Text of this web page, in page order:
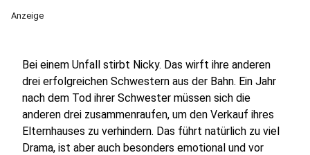
Anzeige
Bei einem Unfall stirbt Nicky. Das wirft ihre anderen
drei erfolgreichen Schwestern aus der Bahn. Ein Jahr
nach dem Tod ihrer Schwester müssen sich die
anderen drei zusammenraufen, um den Verkauf ihres
Elternhauses zu verhindern. Das führt natürlich zu viel
Drama, ist aber auch besonders emotional und vor